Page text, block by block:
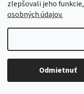
zlepšovali jeho
osobných údajov.
Odmietnuť
Objednaný tovar si môžete
Družstevná 1143/24,